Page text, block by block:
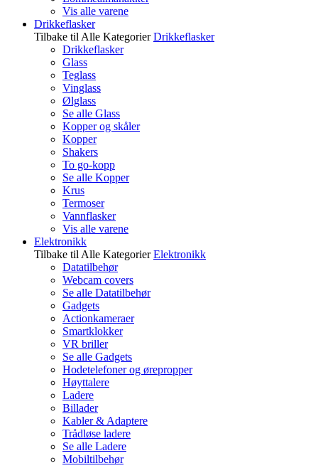
Vis alle varene
Drikkeflasker
Tilbake til Alle Kategorier Drikkeflasker
Drikkeflasker
Glass
Teglass
Vinglass
Ølglass
Se alle Glass
Kopper og skåler
Kopper
Shakers
To go-kopp
Se alle Kopper
Krus
Termoser
Vannflasker
Vis alle varene
Elektronikk
Tilbake til Alle Kategorier Elektronikk
Datatilbehør
Webcam covers
Se alle Datatilbehør
Gadgets
Actionkameraer
Smartklokker
VR briller
Se alle Gadgets
Hodetelefoner og ørepropper
Høyttalere
Ladere
Billader
Kabler & Adaptere
Trådløse ladere
Se alle Ladere
Mobiltilbehør